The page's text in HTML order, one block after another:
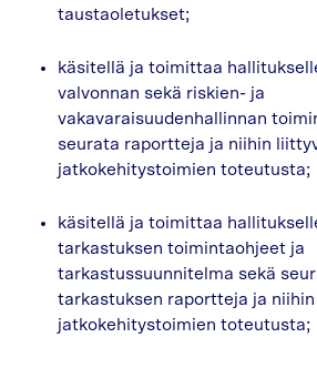
taustaoletukset;
käsitellä ja toimittaa
valvonnan sekä riskien- ja
vakavaraisuudenhallinnan
seurata raportteja ja niihin
jatkokehitystoimien toteutusta;
käsitellä ja toimittaa
tarkastuksen toimintaohjeet ja
tarkastussuunnitelma sekä
tarkastuksen raportteja ja
jatkokehitystoimien toteutusta;